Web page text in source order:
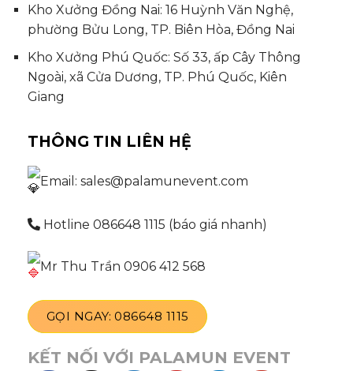
Kho Xưởng Đồng Nai: 16 Huỳnh Văn Nghệ,
phường Bửu Long, TP. Biên Hòa, Đồng Nai
Kho Xưởng Phú Quốc: Số 33, ấp Cây Thông
Ngoài, xã Cửa Dương, TP. Phú Quốc, Kiên
Giang
THÔNG TIN LIÊN HỆ
Email: sales@palamunevent.com
Hotline 086648 1115 (báo giá nhanh)
Mr Thu Trần 0906 412 568
GỌI NGAY: 086648 1115
KẾT NỐI VỚI PALAMUN EVENT